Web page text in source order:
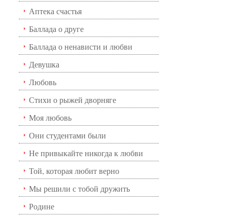
Аптека счастья
Баллада о друге
Баллада о ненависти и любви
Девушка
Любовь
Стихи о рыжей дворняге
Моя любовь
Они студентами были
Не привыкайте никогда к любви
Той, которая любит верно
Мы решили с тобой дружить
Родине